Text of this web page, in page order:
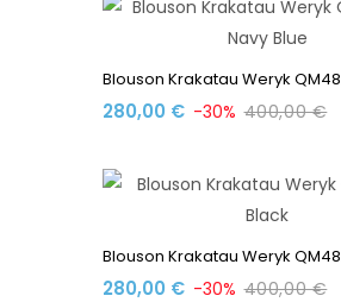
280,00 € -30% 400,00 €
Blouson Krakatau Weryk
280,00 € -30% 400,00 €